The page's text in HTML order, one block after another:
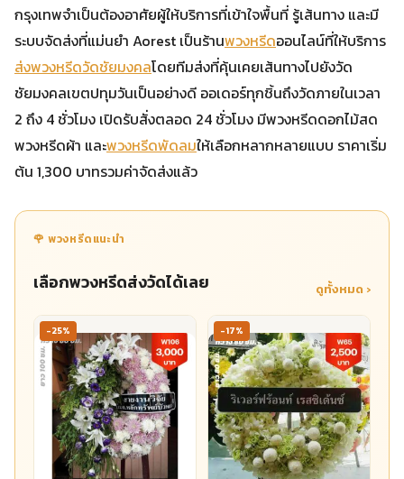
กรุงเทพจำเป็นต้องอาศัยผู้ให้บริการที่เข้าใจพื้นที่ รู้เส้นทาง และมี
ระบบจัดส่งที่แม่นยำ Aorest เป็นร้านพวงหรีดออนไลน์ที่ให้บริการ
ส่งพวงหรีดวัดชัยมงคลโดยทีมส่งที่คุ้นเคยเส้นทางไปยังวัด
ชัยมงคลเขตปทุมวันเป็นอย่างดี ออเดอร์ทุกชิ้นถึงวัดภายในเวลา
2 ถึง 4 ชั่วโมง เปิดรับสั่งตลอด 24 ชั่วโมง มีพวงหรีดดอกไม้สด
พวงหรีดผ้า และพวงหรีดพัดลมให้เลือกหลากหลายแบบ ราคาเริ่ม
ต้น 1,300 บาทรวมค่าจัดส่งแล้ว
🌹 พวงหรีดแนะนำ
เลือกพวงหรีดส่งวัดได้เลย ดูทั้งหมด ›
-25% -17%